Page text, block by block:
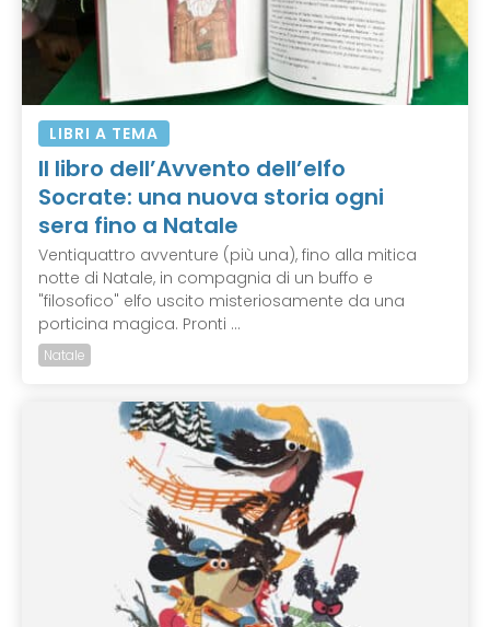
LIBRI A TEMA
Il libro dell’Avvento dell’elfo
Socrate: una nuova storia ogni
sera fino a Natale
Ventiquattro avventure (più una), fino alla mitica
notte di Natale, in compagnia di un buffo e
"filosofico" elfo uscito misteriosamente da una
porticina magica. Pronti ...
Natale